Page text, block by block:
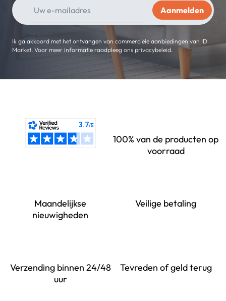
Ik ga akkoord met het ontvangen van commerciële aanbiedingen van ID
Market. Voor meer informatie raadpleeg ons privacybeleid.
100% van de producten op
voorraad
Maandelijkse
nieuwigheden
Veilige betaling
Verzending binnen 24/48
uur
Tevreden of geld terug